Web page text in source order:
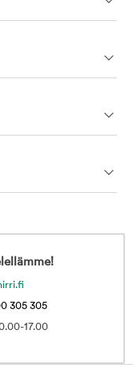
305 305
17.00